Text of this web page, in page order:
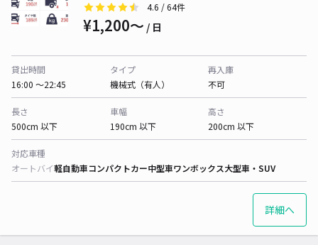
4.6 / 64件
¥1,200〜 / 日
貸出時間
16:00 〜22:45
タイプ
機械式（有人）
再入庫
不可
長さ
500cm 以下
車幅
190cm 以下
高さ
200cm 以下
対応車種
オートバイ軽自動車コンパクトカー中型車ワンボックス大型車・SUV
詳細へ